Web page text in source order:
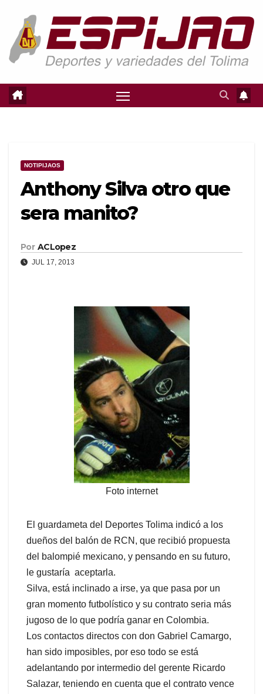
contenido
NOTIPIJAOS
Anthony Silva otro que
sera manito?
Por ACLopez
JUL 17, 2013
Foto internet
El guardameta del Deportes Tolima indicó a los
dueños del balón de RCN, que recibió propuesta
del balompié mexicano, y pensando en su futuro,
le gustaría aceptarla.
Silva, está inclinado a irse, ya que pasa por un
gran momento futbolístico y su contrato seria más
jugoso de lo que podría ganar en Colombia.
Los contactos directos con don Gabriel Camargo,
han sido imposibles, por eso todo se está
adelantando por intermedio del gerente Ricardo
Salazar, teniendo en cuenta que el contrato vence